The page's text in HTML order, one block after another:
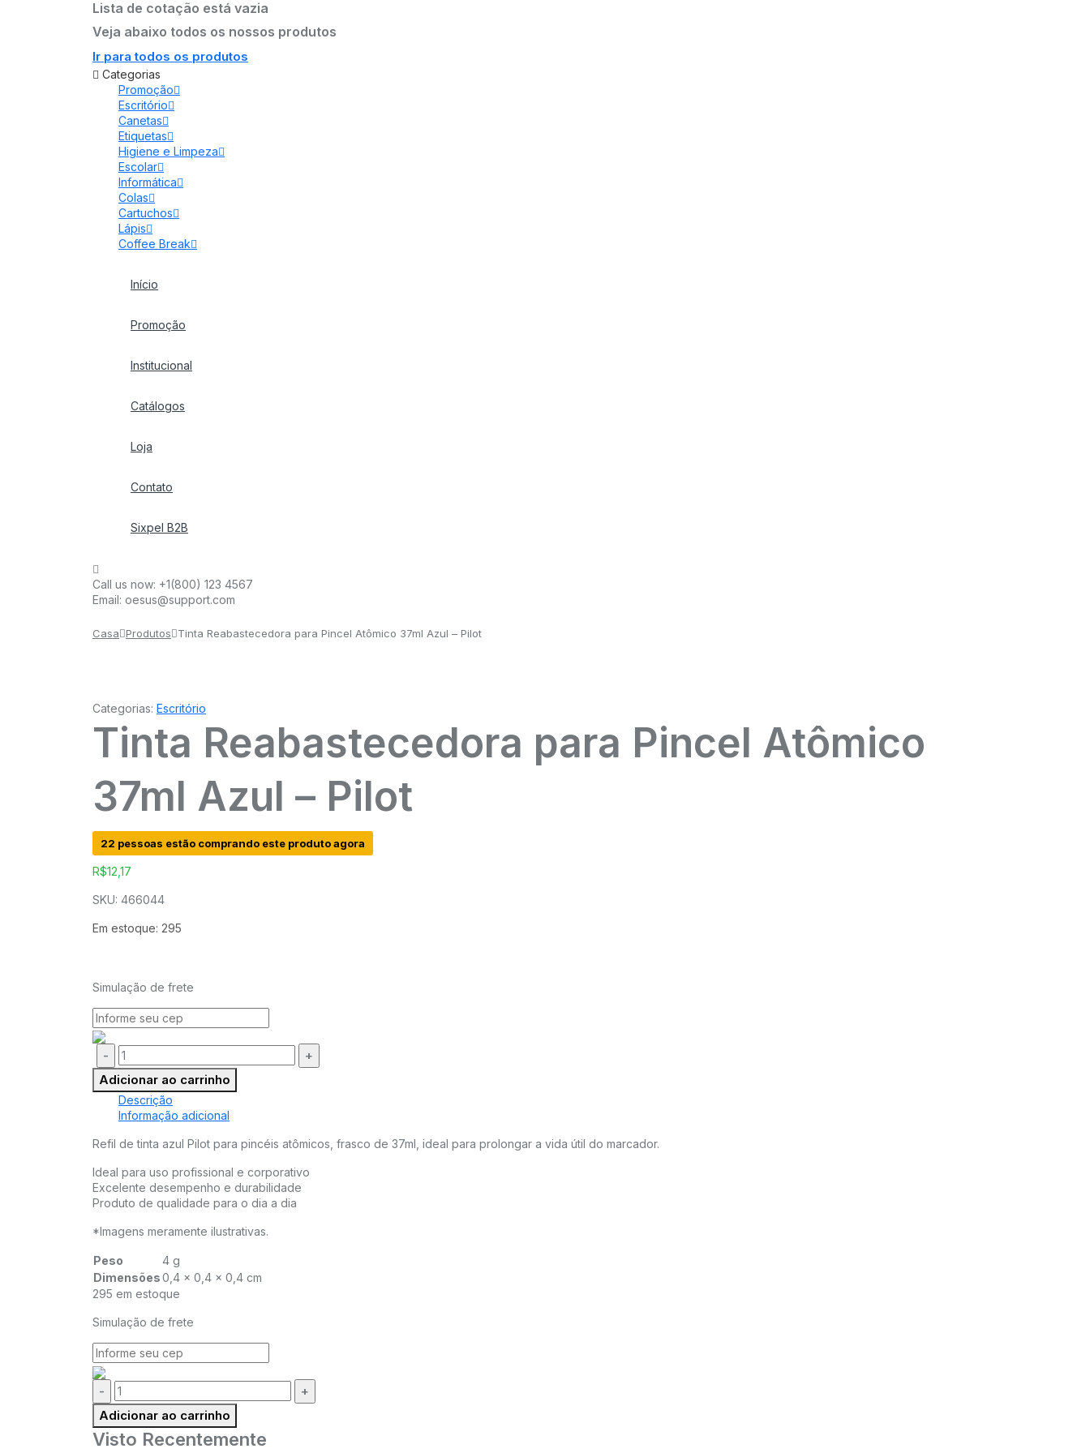
Lista de cotação está vazia
Veja abaixo todos os nossos produtos
Ir para todos os produtos
Categorias
Promoção
Escritório
Canetas
Etiquetas
Higiene e Limpeza
Escolar
Informática
Colas
Cartuchos
Lápis
Coffee Break
Início
Promoção
Institucional
Catálogos
Loja
Contato
Sixpel B2B
Call us now: +1(800) 123 4567
Email: oesus@support.com
Casa Produtos Tinta Reabastecedora para Pincel Atômico 37ml Azul – Pilot
Categorias: Escritório
Tinta Reabastecedora para Pincel Atômico
37ml Azul – Pilot
22 pessoas estão comprando este produto agora
R$12,17
SKU: 466044
Em estoque: 295
Simulação de frete
Quantidade:
Adicionar ao carrinho
Descrição
Informação adicional
Refil de tinta azul Pilot para pincéis atômicos, frasco de 37ml, ideal para prolongar a vida útil do marcador.
Ideal para uso profissional e corporativo
Excelente desempenho e durabilidade
Produto de qualidade para o dia a dia
*Imagens meramente ilustrativas.
Peso
4 g
Dimensões0,4 × 0,4 × 0,4 cm
295 em estoque
Simulação de frete
Quantidade:
Adicionar ao carrinho
Visto Recentemente